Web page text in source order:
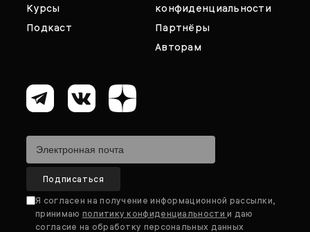
Курсы
Подкаст
конфиденциальности
Партнёры
Авторам
Я согласен на получение информационной рассылки,
принимаю политику конфиденциальностии даю
согласие на обработку персональных данных